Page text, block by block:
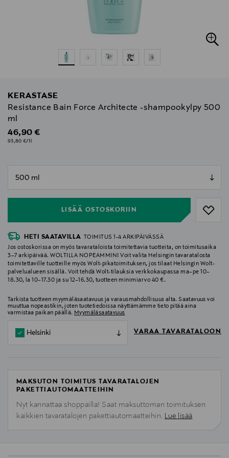
KERASTASE
Resistance Bain Force Architecte -shampookylpy 500
ml
Original Price
46,90 €
93,80 €/1l
LISÄÄ OSTOSKORIIN
HETI SAATAVILLA
TOIMITUS 1-4 ARKIPÄIVÄSSÄ
Jos ostoskorissa on myös tavarataloista toimitettavia tuotteita, on toimitusaika
3–7 arkipäivää. WOLTILLA NOPEAMMIN! Voit valita Helsingin tavaratalosta
toimitettaville tuotteille myös Wolt-pikatoimituksen, jos tilaat Helsingin Wolt-
palvelualueen sisällä. Voit tehdä Wolt-tilauksia verkkokaupassa ma–pe 10–
18.30, la 10–17.30 ja su 12–16.30, tuotteen minimiarvo 40 €.
Tarkista tuotteen myymäläsaatavuus ja varausmahdollisuus alta. Saatavuus voi
muuttua nopeastikin, joten tuotetiedoissa näyttämämme tieto pitää aina
varmistaa paikan päällä. Myymäläsaatavuus
Helsinki VARAA TAVARATALOON
MAKSUTON TOIMITUS TAVARATALOJEN
PAKETTIAUTOMAATTEIHIN
Nyt kannattaa shoppailla! Saat maksuttoman toimituksen
kaikkien tavaratalojen pakettiautomaatteihin. Lue lisää